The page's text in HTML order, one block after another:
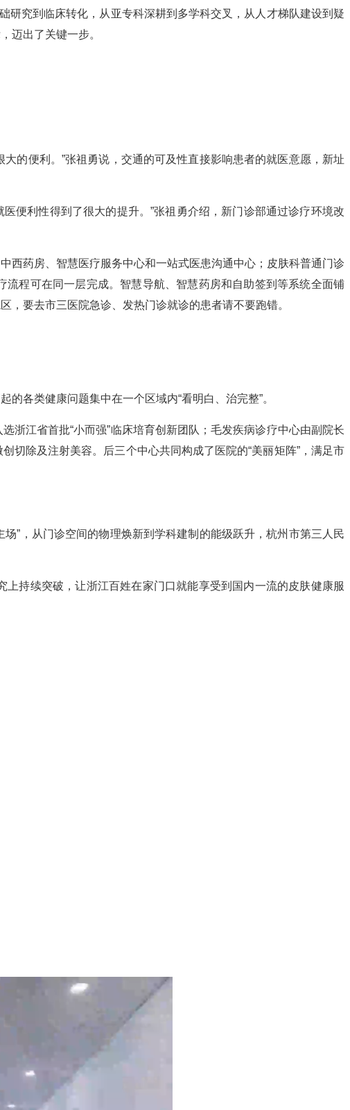
究到临床转化，从亚专科深耕到多学科交叉，从人才梯队建设到疑
迈出了关键一步。
的便利。”张祖勇说，交通的可及性直接影响患者的就医意愿，新址
便利性得到了很大的提升。”张祖勇介绍，新门诊部通过诊疗环境改
西药房、智慧医疗服务中心和一站式医患沟通中心；皮肤科普通门诊
程可在同一层完成。智慧导航、智慧药房和自助签到等系统全面铺
要去市三医院急诊、发热门诊就诊的患者请不要跑错。
各类健康问题集中在一个区域内“看明白、治完整”。
浙江省首批“小而强”临床培育创新团队；毛发疾病诊疗中心由副院长
切除及注射美容。后三个中心共同构成了医院的“美丽矩阵”，满足市
”，从门诊空间的物理焕新到学科建制的能级跃升，杭州市第三人民
持续突破，让浙江百姓在家门口就能享受到国内一流的皮肤健康服